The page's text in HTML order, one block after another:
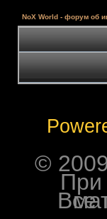
NoX World - форум об
Все